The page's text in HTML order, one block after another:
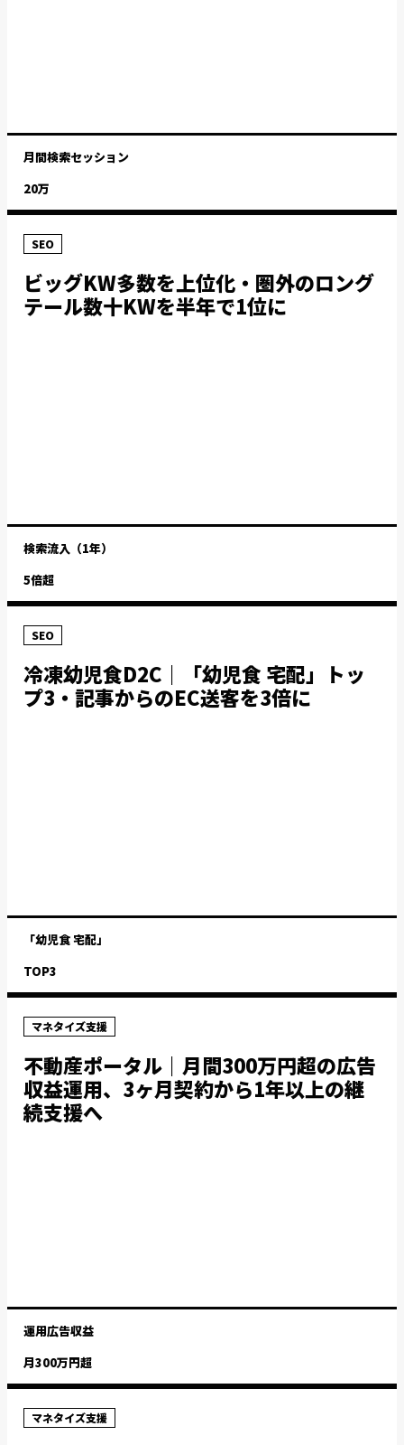
月間検索セッション
20万
SEO
ビッグKW多数を上位化・圏外のロング
テール数十KWを半年で1位に
検索流入（1年）
5倍超
SEO
冷凍幼児食D2C｜「幼児食 宅配」トッ
プ3・記事からのEC送客を3倍に
「幼児食 宅配」
TOP3
マネタイズ支援
不動産ポータル｜月間300万円超の広告
収益運用、3ヶ月契約から1年以上の継
続支援へ
運用広告収益
月300万円超
マネタイズ支援